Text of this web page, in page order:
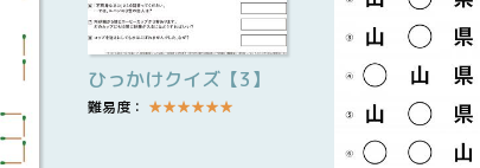
ひっかけクイズ【3】
難易度： ★★★★★★